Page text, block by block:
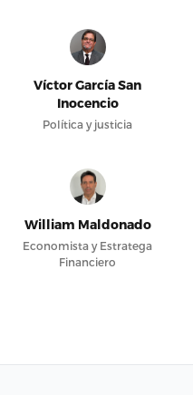
Víctor García San
Inocencio
Política y justicia
William Maldonado
Economista y Estratega
Financiero